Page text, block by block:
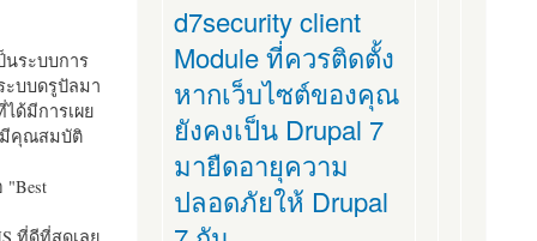
นระบบการ
ะบบดรูปัลมา
ด้มีการเผย
มีคุณสมบัติ
"Best
d7security client
Module ที่ควรติดตั้ง
หากเว็บไซต์ของคุณ
ยังคงเป็น Drupal 7
มายืดอายุความ
ปลอดภัยให้ Drupal